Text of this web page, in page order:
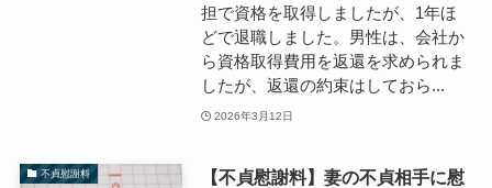
担で資格を取得しましたが、1年ほ
どで退職しました。男性は、会社か
ら資格取得費用を返還を求められま
したが、返還の約束はしておら...
2026年3月12日
不貞慰謝料
【不貞慰謝料】妻の不貞相手に慰